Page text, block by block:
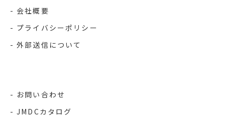
会社概要
プライバシーポリシー
外部送信について
お問い合わせ
JMDCカタログ